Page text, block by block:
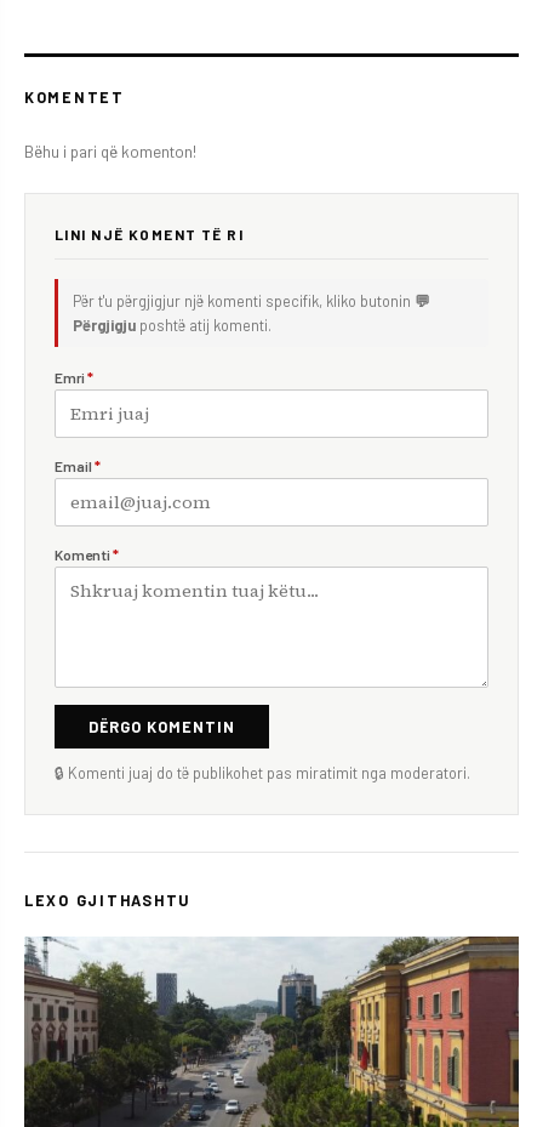
KOMENTET
Bëhu i pari që komenton!
LINI NJË KOMENT TË RI
Për t'u përgjigjur një komenti specifik, kliko butonin 💬
Përgjigju poshtë atij komenti.
Emri *
Email *
Komenti *
DËRGO KOMENTIN
🔒 Komenti juaj do të publikohet pas miratimit nga moderatori.
LEXO GJITHASHTU